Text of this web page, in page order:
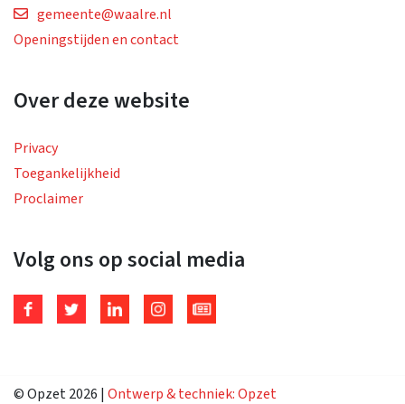
gemeente@waalre.nl
Openingstijden en contact
Over deze website
Privacy
Toegankelijkheid
Proclaimer
Volg ons op social media
© Opzet 2026 | Ontwerp & techniek:Opzet